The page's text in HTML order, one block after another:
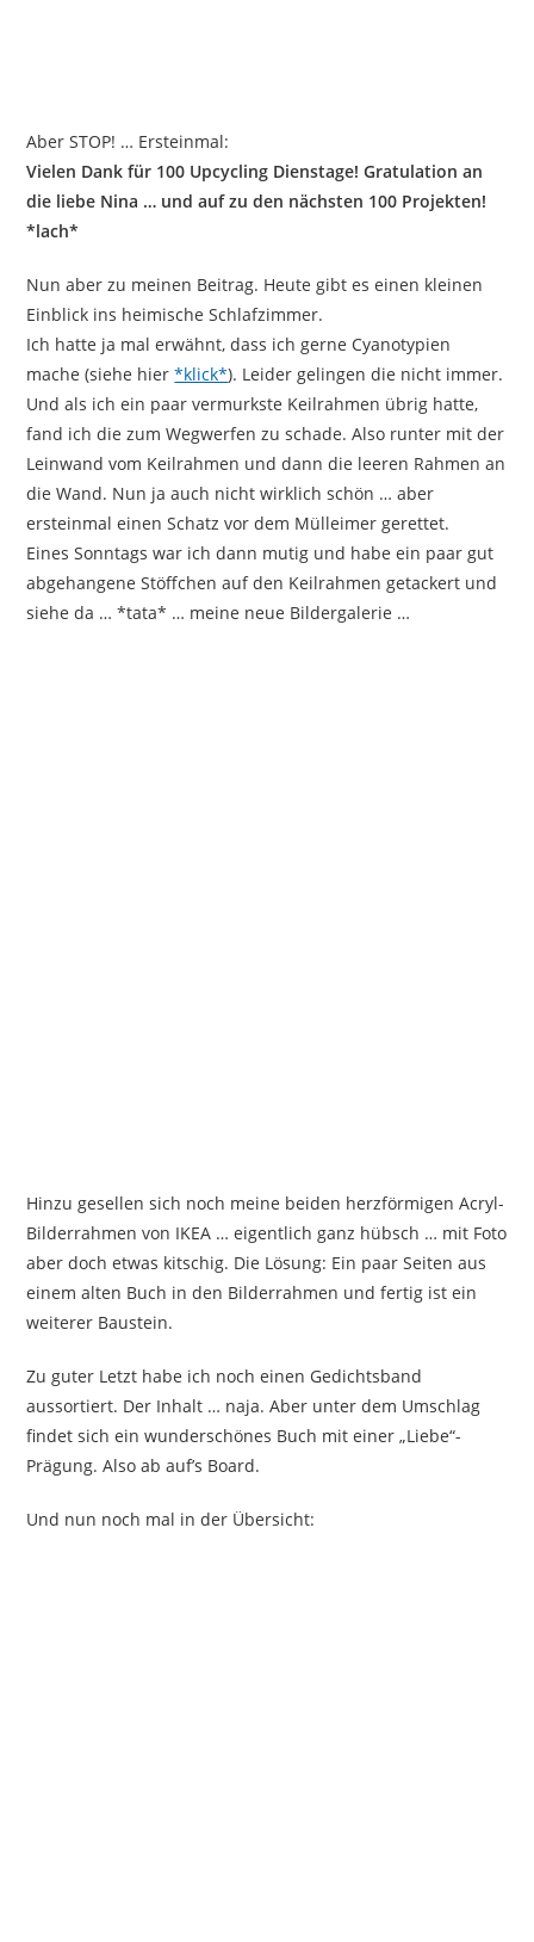
Aber STOP! … Ersteinmal:
Vielen Dank für 100 Upcycling Dienstage! Gratulation an
die liebe Nina … und auf zu den nächsten 100 Projekten!
*lach*
Nun aber zu meinen Beitrag. Heute gibt es einen kleinen
Einblick ins heimische Schlafzimmer.
Ich hatte ja mal erwähnt, dass ich gerne Cyanotypien
mache (siehe hier*klick*). Leider gelingen die nicht immer.
Und als ich ein paar vermurkste Keilrahmen übrig hatte,
fand ich die zum Wegwerfen zu schade. Also runter mit der
Leinwand vom Keilrahmen und dann die leeren Rahmen an
die Wand. Nun ja auch nicht wirklich schön … aber
ersteinmal einen Schatz vor dem Mülleimer gerettet.
Eines Sonntags war ich dann mutig und habe ein paar gut
abgehangene Stöffchen auf den Keilrahmen getackert und
siehe da … *tata* … meine neue Bildergalerie …
Hinzu gesellen sich noch meine beiden herzförmigen Acryl-
Bilderrahmen von IKEA … eigentlich ganz hübsch … mit Foto
aber doch etwas kitschig. Die Lösung: Ein paar Seiten aus
einem alten Buch in den Bilderrahmen und fertig ist ein
weiterer Baustein.
Zu guter Letzt habe ich noch einen Gedichtsband
aussortiert. Der Inhalt … naja. Aber unter dem Umschlag
findet sich ein wunderschönes Buch mit einer „Liebe“-
Prägung. Also ab auf’s Board.
Und nun noch mal in der Übersicht: